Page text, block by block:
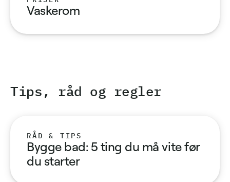
Vaskerom
Tips, råd og regler
RÅD & TIPS
Bygge bad: 5 ting du må vite før
du starter